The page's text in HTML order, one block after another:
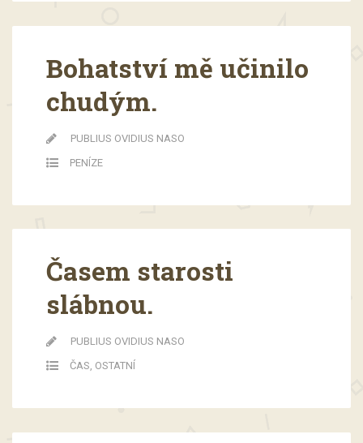
Bohatství mě učinilo
chudým.
PUBLIUS OVIDIUS NASO
PENÍZE
Časem starosti
slábnou.
PUBLIUS OVIDIUS NASO
ČAS, OSTATNÍ